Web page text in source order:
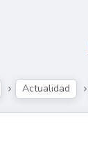
Actualidad